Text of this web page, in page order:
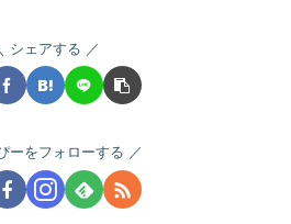
シェアする
ーをフォローする